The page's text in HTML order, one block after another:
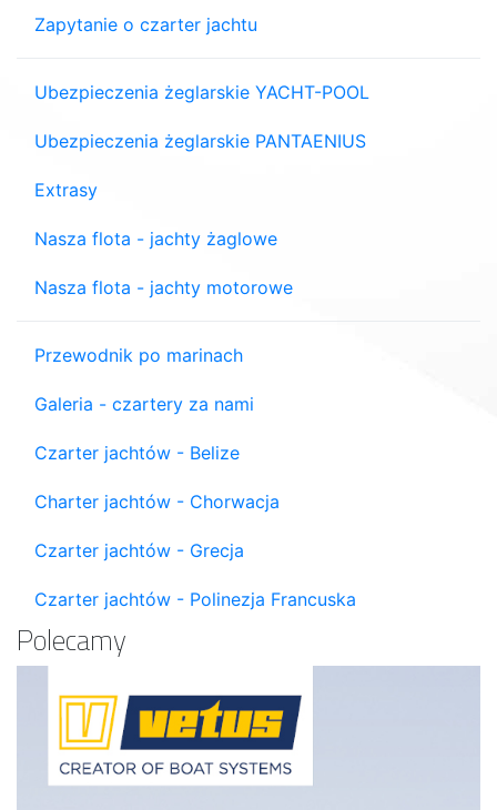
Zapytanie o czarter jachtu
Ubezpieczenia żeglarskie YACHT-POOL
Ubezpieczenia żeglarskie PANTAENIUS
Extrasy
Nasza flota - jachty żaglowe
Nasza flota - jachty motorowe
Przewodnik po marinach
Galeria - czartery za nami
Czarter jachtów - Belize
Charter jachtów - Chorwacja
Czarter jachtów - Grecja
Czarter jachtów - Polinezja Francuska
Polecamy